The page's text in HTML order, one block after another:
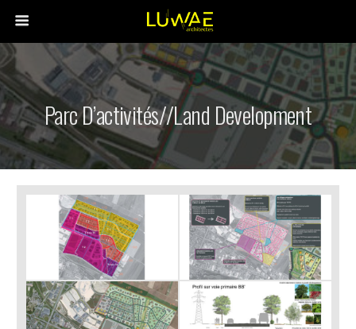
Parc D’activités//Land Development